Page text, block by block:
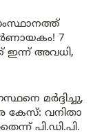
7
ഇന്ന് അവധി,
മർദ്ദിച്ചു,
കേസ്: വനിതാ
പി.ഡി.പി.